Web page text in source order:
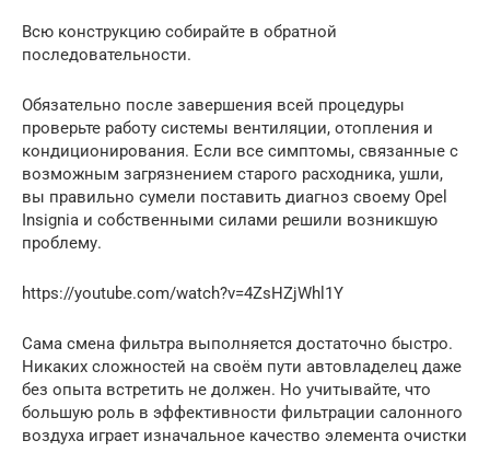
Всю конструкцию собирайте в обратной
последовательности.
Обязательно после завершения всей процедуры
проверьте работу системы вентиляции, отопления и
кондиционирования. Если все симптомы, связанные с
возможным загрязнением старого расходника, ушли,
вы правильно сумели поставить диагноз своему Opel
Insignia и собственными силами решили возникшую
проблему.
https://youtube.com/watch?v=4ZsHZjWhl1Y
Сама смена фильтра выполняется достаточно быстро.
Никаких сложностей на своём пути автовладелец даже
без опыта встретить не должен. Но учитывайте, что
большую роль в эффективности фильтрации салонного
воздуха играет изначальное качество элемента очистки